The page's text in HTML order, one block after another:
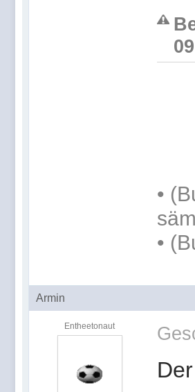
•
•
Armin
Entheetonaut